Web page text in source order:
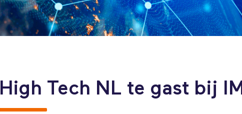
High Tech NL te gast bij